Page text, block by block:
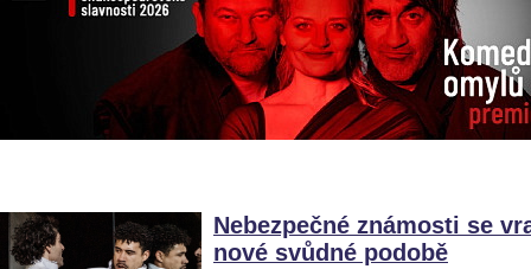
Nebezpečné známosti se
nové svůdné podobě